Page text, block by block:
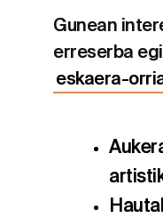
Gunean
erreserba
eskaera-